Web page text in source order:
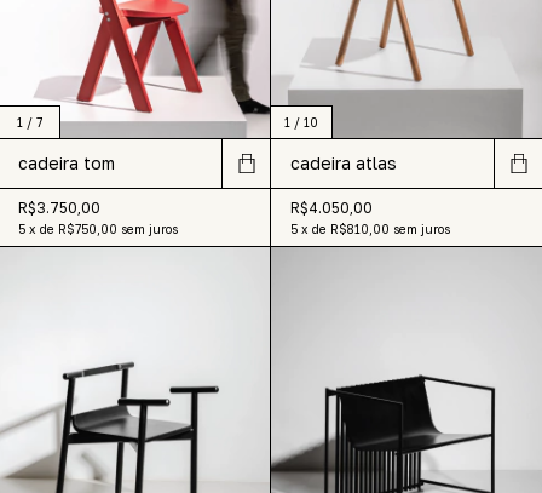
1 / 7
cadeira tom
R$3.750,00
5 x de R$750,00 sem juros
1 / 10
cadeira atlas
R$4.050,00
5 x de R$810,00 sem juros